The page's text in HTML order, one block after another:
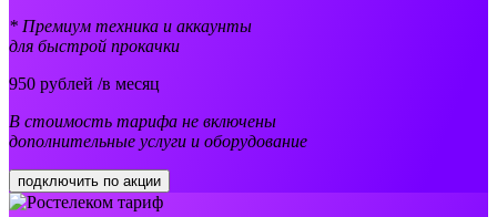
* Премиум техника и аккаунты
для быстрой прокачки
950 рублей /в месяц
В стоимость тарифа не включены
дополнительные услуги и оборудование
подключить по акции